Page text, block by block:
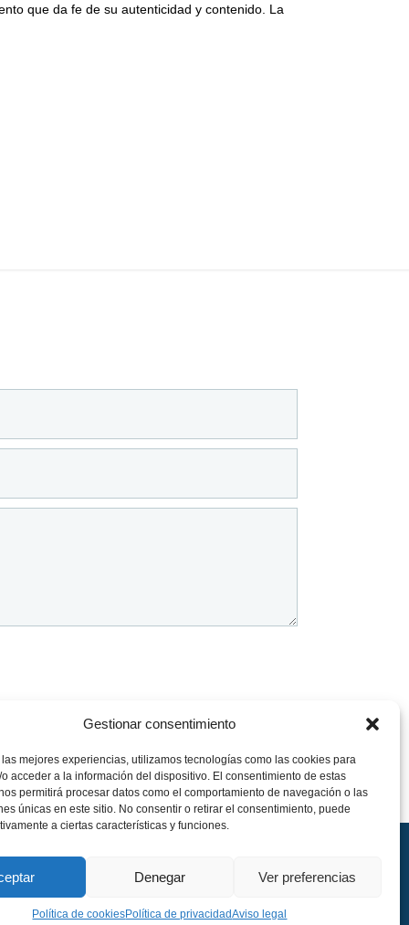
Gestionar consentimiento
mejores experiencias, utilizamos tecnologías como las cookies para
acceder a la información del dispositivo. El consentimiento de estas
permitirá procesar datos como el comportamiento de navegación o las
únicas en este sitio. No consentir o retirar el consentimiento, puede
a ciertas características y funciones.
Denegar Ver preferencias
Política de cookiesPolítica de privacidadAviso legal
que da fe de su autenticidad y contenido. La
Política de cookies|Accesibilidad